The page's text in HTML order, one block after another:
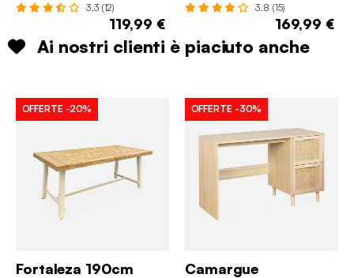
3.3 (12)
119,99 €
3.8 (15)
169,99 €
Ai nostri clienti è piaciuto anche
OFFERTE -20%
Fortaleza 190cm
OFFERTE -30%
Camargue